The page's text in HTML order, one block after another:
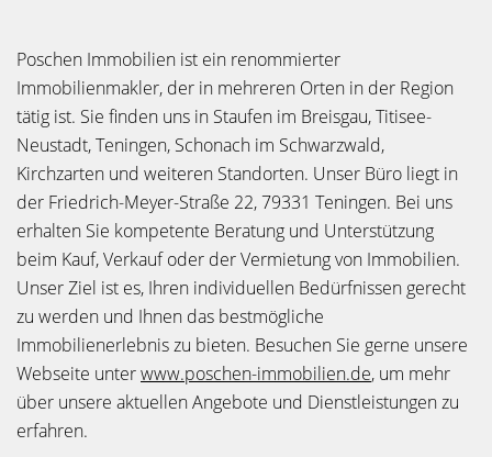
Poschen Immobilien ist ein renommierter
Immobilienmakler, der in mehreren Orten in der Region
tätig ist. Sie finden uns in Staufen im Breisgau, Titisee-
Neustadt, Teningen, Schonach im Schwarzwald,
Kirchzarten und weiteren Standorten. Unser Büro liegt in
der Friedrich-Meyer-Straße 22, 79331 Teningen. Bei uns
erhalten Sie kompetente Beratung und Unterstützung
beim Kauf, Verkauf oder der Vermietung von Immobilien.
Unser Ziel ist es, Ihren individuellen Bedürfnissen gerecht
zu werden und Ihnen das bestmögliche
Immobilienerlebnis zu bieten. Besuchen Sie gerne unsere
Webseite unterwww.poschen-immobilien.de, um mehr
über unsere aktuellen Angebote und Dienstleistungen zu
erfahren.